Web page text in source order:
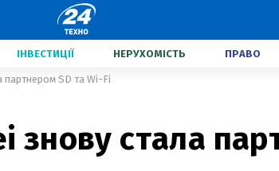
ІНВЕСТИЦІЇ НЕРУХОМІСТЬ ПРАВО
партнером SD та Wi-Fi
знову стала